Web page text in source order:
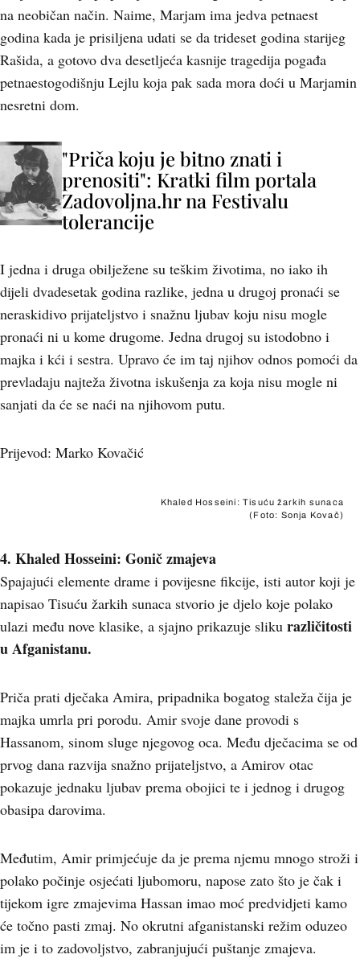
na neobičan način. Naime, Marjam ima jedva petnaest
godina kada je prisiljena udati se da trideset godina starijeg
Rašida, a gotovo dva desetljeća kasnije tragedija pogađa
petnaestogodišnju Lejlu koja pak sada mora doći u Marjamin
nesretni dom.
"Priča koju je bitno znati i
prenositi": Kratki film portala
Zadovoljna.hr na Festivalu
tolerancije
I jedna i druga obilježene su teškim životima, no iako ih
dijeli dvadesetak godina razlike, jedna u drugoj pronaći se
neraskidivo prijateljstvo i snažnu ljubav koju nisu mogle
pronaći ni u kome drugome. Jedna drugoj su istodobno i
majka i kći i sestra. Upravo će im taj njihov odnos pomoći da
prevladaju najteža životna iskušenja za koja nisu mogle ni
sanjati da će se naći na njihovom putu.
Prijevod: Marko Kovačić
Khaled Hosseini: Tisuću žarkih sunaca
(Foto: Sonja Kovač)
4. Khaled Hosseini: Gonič zmajeva
Spajajući elemente drame i povijesne fikcije, isti autor koji je
napisao Tisuću žarkih sunaca stvorio je djelo koje polako
ulazi među nove klasike, a sjajno prikazuje sliku različitosti
u Afganistanu.
Priča prati dječaka Amira, pripadnika bogatog staleža čija je
majka umrla pri porodu. Amir svoje dane provodi s
Hassanom, sinom sluge njegovog oca. Među dječacima se od
prvog dana razvija snažno prijateljstvo, a Amirov otac
pokazuje jednaku ljubav prema obojici te i jednog i drugog
obasipa darovima.
Međutim, Amir primjećuje da je prema njemu mnogo stroži i
polako počinje osjećati ljubomoru, napose zato što je čak i
tijekom igre zmajevima Hassan imao moć predvidjeti kamo
će točno pasti zmaj. No okrutni afganistanski režim oduzeo
im je i to zadovoljstvo, zabranjujući puštanje zmajeva.